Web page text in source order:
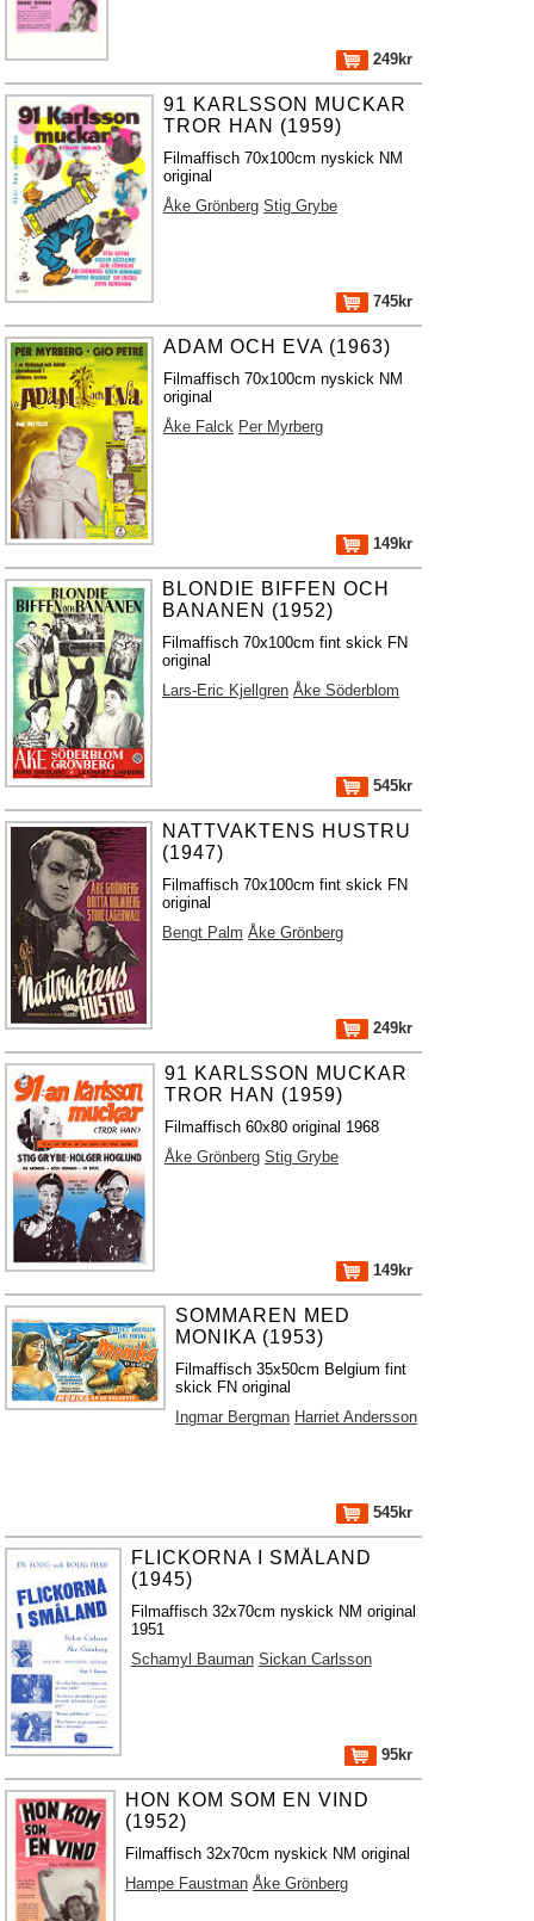
249kr
91 KARLSSON MUCKAR
TROR HAN (1959)
Filmaffisch 70x100cm nyskick NM
original
Åke Grönberg Stig Grybe
745kr
ADAM OCH EVA (1963)
Filmaffisch 70x100cm nyskick NM
original
Åke Falck Per Myrberg
149kr
BLONDIE BIFFEN OCH
BANANEN (1952)
Filmaffisch 70x100cm fint skick FN
original
Lars-Eric Kjellgren Åke Söderblom
545kr
NATTVAKTENS HUSTRU
(1947)
Filmaffisch 70x100cm fint skick FN
original
Bengt Palm Åke Grönberg
249kr
91 KARLSSON MUCKAR
TROR HAN (1959)
Filmaffisch 60x80 original 1968
Åke Grönberg Stig Grybe
149kr
SOMMAREN MED
MONIKA (1953)
Filmaffisch 35x50cm Belgium fint
skick FN original
Ingmar Bergman Harriet Andersson
545kr
FLICKORNA I SMÅLAND
(1945)
Filmaffisch 32x70cm nyskick NM original
1951
Schamyl Bauman Sickan Carlsson
95kr
HON KOM SOM EN VIND
(1952)
Filmaffisch 32x70cm nyskick NM original
Hampe Faustman Åke Grönberg